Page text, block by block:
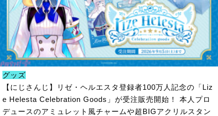
グッズ
【にじさんじ】リゼ・ヘルエスタ登録者100万人記念の「Liz
e Helesta Celebration Goods」が受注販売開始！ 本人プロ
デュースのアミュレット風チャームや超BIGアクリルスタン